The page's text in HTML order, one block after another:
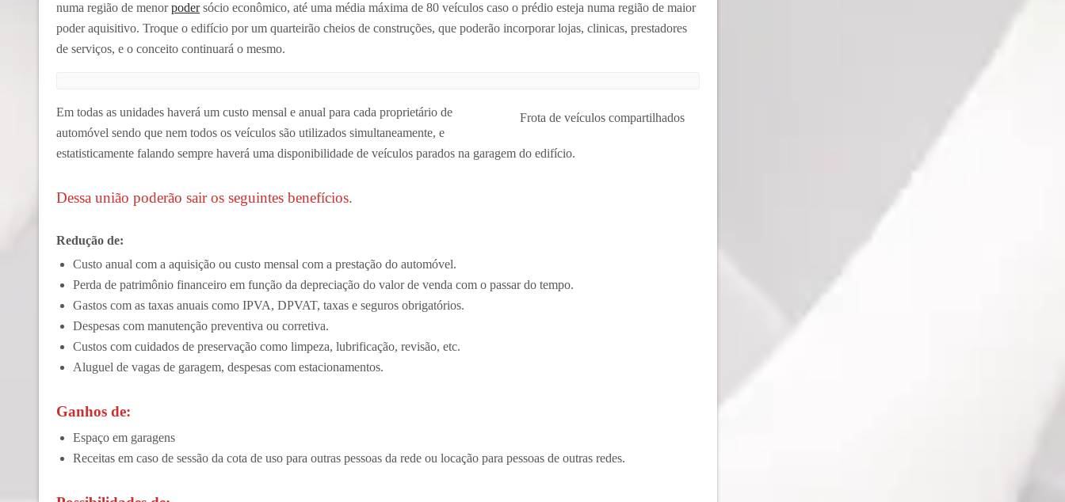
numa região de menorpodersócio econômico, até uma média máxima de 80 veículos caso o prédio esteja numa região de maior
poder aquisitivo. Troque o edifício por um quarteirão cheios de construções, que poderão incorporar lojas, clinicas, prestadores
de serviços, e o conceito continuará o mesmo.
Frota de veículos compartilhados
Em todas as unidades haverá um custo mensal e anual para cada proprietário de
automóvel sendo que nem todos os veículos são utilizados simultaneamente, e
estatisticamente falando sempre haverá uma disponibilidade de veículos parados na garagem do edifício.
Dessa união poderão sair os seguintes benefícios.
Redução de:
Custo anual com a aquisição ou custo mensal com a prestação do automóvel.
Perda de patrimônio financeiro em função da depreciação do valor de venda com o passar do tempo.
Gastos com as taxas anuais como IPVA, DPVAT, taxas e seguros obrigatórios.
Despesas com manutenção preventiva ou corretiva.
Custos com cuidados de preservação como limpeza, lubrificação, revisão, etc.
Aluguel de vagas de garagem, despesas com estacionamentos.
Ganhos de:
Espaço em garagens
Receitas em caso de sessão da cota de uso para outras pessoas da rede ou locação para pessoas de outras redes.